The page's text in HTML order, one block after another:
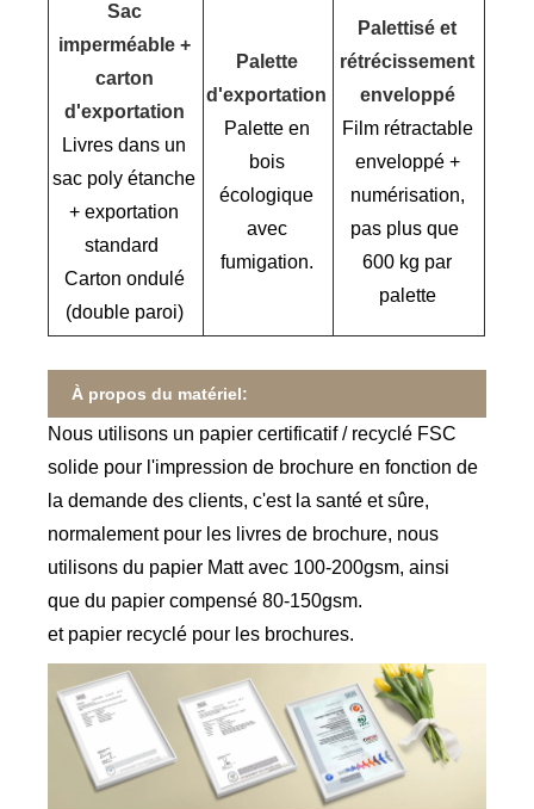
Sac
imperméable +
carton
d'exportation
Livres dans un
sac poly étanche
+ exportation
standard
Carton ondulé
(double paroi)
Palette
d'exportation
Palette en
bois
écologique
avec
fumigation.
Palettisé et
rétrécissement
enveloppé
Film rétractable
enveloppé +
numérisation,
pas plus que
600 kg par
palette
À propos du matériel:
Nous utilisons un papier certificatif / recyclé FSC
solide pour l'impression de brochure en fonction de
la demande des clients, c'est la santé et sûre,
normalement pour les livres de brochure, nous
utilisons du papier Matt avec 100-200gsm, ainsi
que du papier compensé 80-150gsm.
et papier recyclé pour les brochures.